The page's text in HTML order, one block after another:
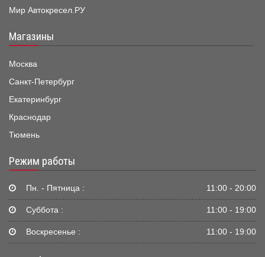
Мир Автокресел.РУ
Магазины
Москва
Санкт-Петербург
Екатеринбург
Краснодар
Тюмень
Режим работы
Пн. - Пятница : 11:00 - 20:00
Суббота : 11:00 - 19:00
Воскресенье : 11:00 - 19:00